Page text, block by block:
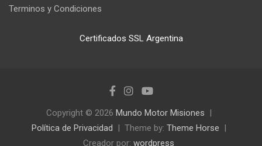
Terminos y Condiciones
Certificados SSL Argentina
Copyright © 2026 Mundo Motor Misiones
Política de Privacidad
Theme by: Theme Horse
Creador por: wordpress